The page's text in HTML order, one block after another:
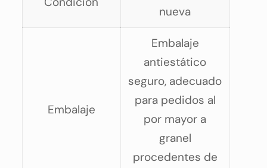
nueva
Embalaje
Embalaje
antiestático
seguro, adecuado
para pedidos al
por mayor a
granel
procedentes de